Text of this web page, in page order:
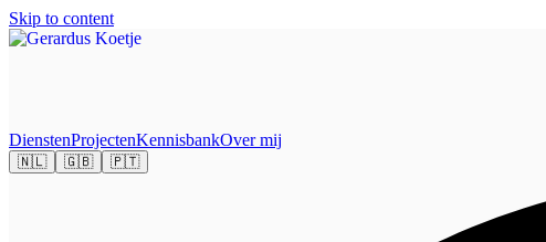
Skip to content
DienstenProjectenKennisbankOver mij
🇳🇱 🇬🇧 🇵🇹